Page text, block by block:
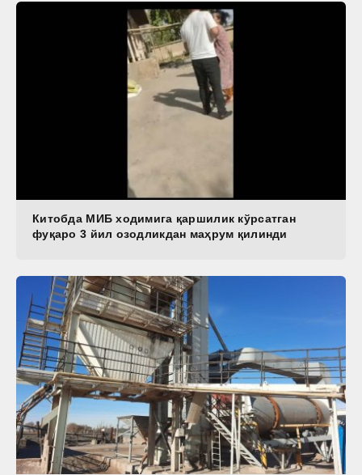
Китобда МИБ ходимига қаршилик кўрсатган
фуқаро 3 йил озодликдан маҳрум қилинди